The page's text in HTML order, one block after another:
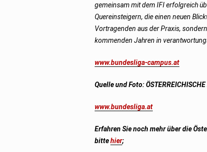
gemeinsam mit dem IFI erfolgreich
Quereinsteigern, die einen neuen
Vortragenden aus der Praxis,
kommenden Jahren in
www.bundesliga-campus.at
Quelle und Foto:
www.bundesliga.at
Erfahren Sie noch mehr über die
bittehier;